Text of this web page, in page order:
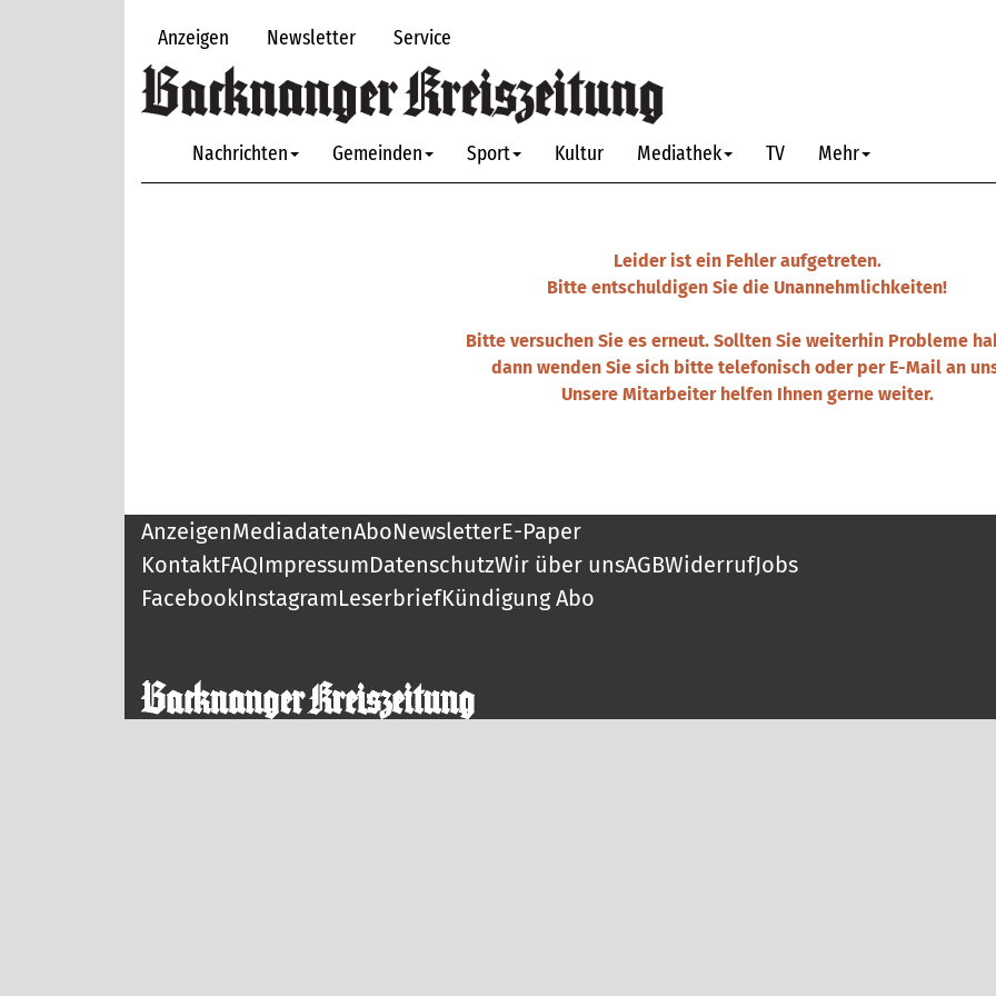
Anzeigen Newsletter Service
Nachrichten Gemeinden Sport Kultur Mediathek TV Mehr
Leider ist ein Fehler aufgetreten.
Bitte entschuldigen Sie die Unannehmlichkeiten!
Bitte versuchen Sie es erneut. Sollten Sie weiterhin Probleme
dann wenden Sie sich bitte telefonisch oder per E-Mail an
Unsere Mitarbeiter helfen Ihnen gerne weiter.
AnzeigenMediadatenAboNewsletterE-Paper
KontaktFAQImpressumDatenschutzWir über unsAGBWiderrufJobs
FacebookInstagramLeserbriefKündigung Abo